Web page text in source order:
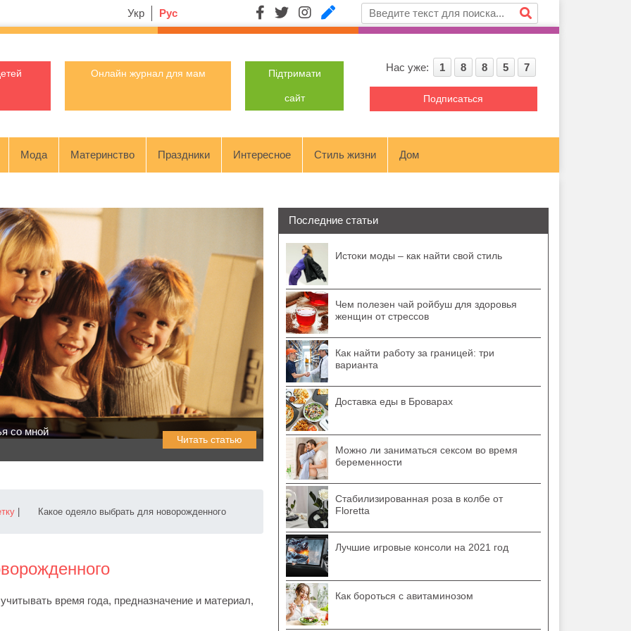
Укр Рус
Онлайн журнал для мам Підтримати
сайт
Нас уже: 1 8 8 5 7
Подписаться
Мода Материнство Праздники Интересное Стиль жизни Дом
со мной
Читать статью
Какое одеяло выбрать для новорожденного
время года, предназначение и материал,
Последние статьи
Истоки моды – как найти свой стиль
Чем полезен чай ройбуш для здоровья
женщин от стрессов
Как найти работу за границей: три
варианта
Доставка еды в Броварах
Можно ли заниматься сексом во время
беременности
Стабилизированная роза в колбе от
Floretta
Лучшие игровые консоли на 2021 год
Как бороться с авитаминозом